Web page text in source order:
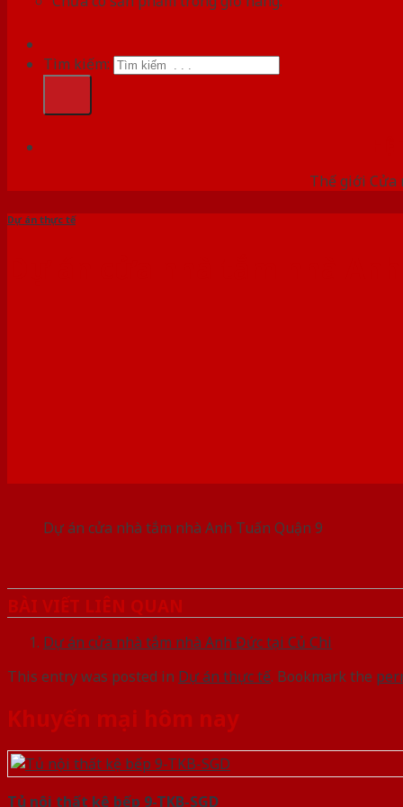
Tìm kiếm:
Thế giới Cửa
Dự án thực tế
Dự án cửa nhà tắm nhà Anh Tuấn Quận 9
BÀI VIẾT LIÊN QUAN
Dự án cửa nhà tắm nhà Anh Đức tại Củ Chi
This entry was posted in Dự án thực tế. Bookmark the
Khuyến mại hôm nay
Tủ nội thất kệ bếp 9-TKB-SGD